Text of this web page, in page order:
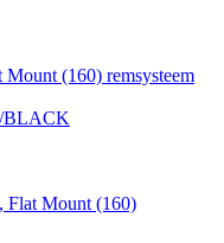
(160) remsysteem
BLACK
Flat Mount (160)